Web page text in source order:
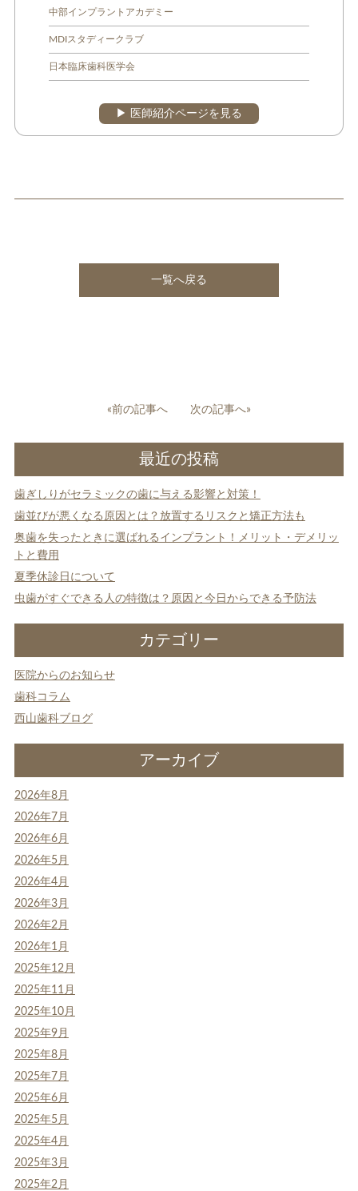
中部インプラントアカデミー
MDIスタディークラブ
日本臨床歯科医学会
▶︎ 医師紹介ページを見る
一覧へ戻る
ナ
ゲ
ー
シ
ョ
«前の記事へ 次の記事へ»
最近の投稿
歯ぎしりがセラミックの歯に与える影響と対策！
歯並びが悪くなる原因とは？放置するリスクと矯正方法も
奥歯を失ったときに選ばれるインプラント！メリット・デメリッ
トと費用
夏季休診日について
虫歯がすぐできる人の特徴は？原因と今日からできる予防法
カテゴリー
医院からのお知らせ
歯科コラム
西山歯科ブログ
アーカイブ
2026年8月
2026年7月
2026年6月
2026年5月
2026年4月
2026年3月
2026年2月
2026年1月
2025年12月
2025年11月
2025年10月
2025年9月
2025年8月
2025年7月
2025年6月
2025年5月
2025年4月
2025年3月
2025年2月